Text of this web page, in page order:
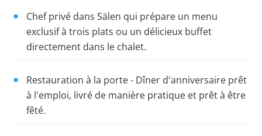
Chef privé dans Sälen qui prépare un menu
exclusif à trois plats ou un délicieux buffet
directement dans le chalet.
Restauration à la porte- Dîner d'anniversaire prêt
à l'emploi, livré de manière pratique et prêt à être
fêté.